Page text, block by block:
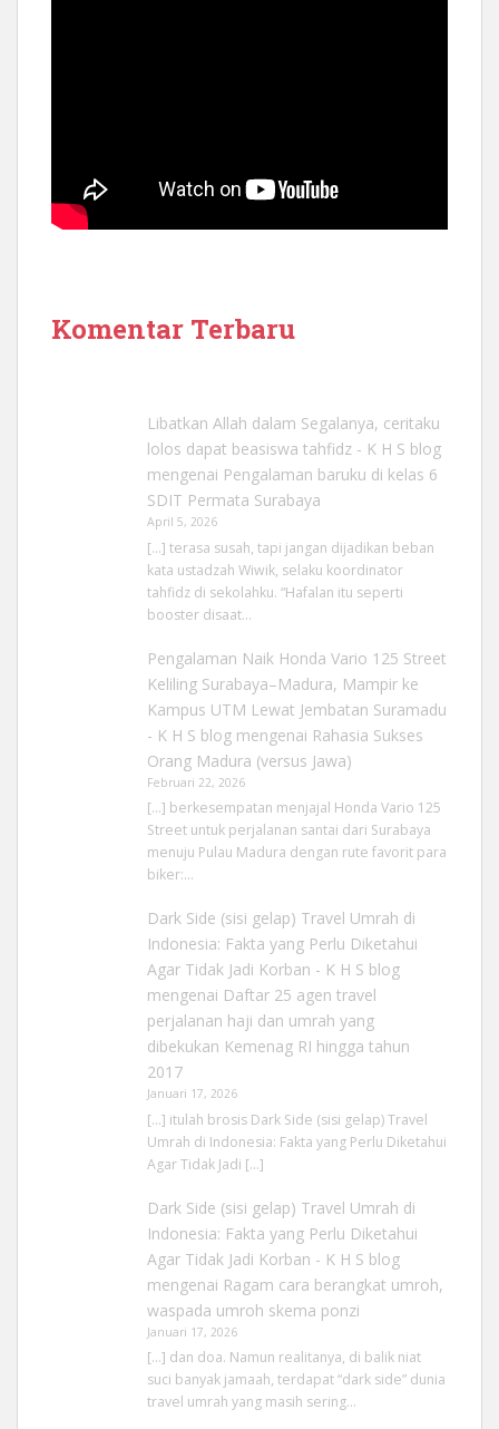
Komentar Terbaru
Libatkan Allah dalam Segalanya, ceritaku
lolos dapat beasiswa tahfidz - K H S blog
mengenai Pengalaman baruku di kelas 6
SDIT Permata Surabaya
April 5, 2026
[…] terasa susah, tapi jangan dijadikan beban
kata ustadzah Wiwik, selaku koordinator
tahfidz di sekolahku. “Hafalan itu seperti
booster disaat…
Pengalaman Naik Honda Vario 125 Street
Keliling Surabaya–Madura, Mampir ke
Kampus UTM Lewat Jembatan Suramadu
- K H S blogmengenai Rahasia Sukses
Orang Madura (versus Jawa)
Februari 22, 2026
[…] berkesempatan menjajal Honda Vario 125
Street untuk perjalanan santai dari Surabaya
menuju Pulau Madura dengan rute favorit para
biker:…
Dark Side (sisi gelap) Travel Umrah di
Indonesia: Fakta yang Perlu Diketahui
Agar Tidak Jadi Korban - K H S blog
mengenai Daftar 25 agen travel
perjalanan haji dan umrah yang
dibekukan Kemenag RI hingga tahun
2017
Januari 17, 2026
[…] itulah brosis Dark Side (sisi gelap) Travel
Umrah di Indonesia: Fakta yang Perlu Diketahui
Agar Tidak Jadi […]
Dark Side (sisi gelap) Travel Umrah di
Indonesia: Fakta yang Perlu Diketahui
Agar Tidak Jadi Korban - K H S blog
mengenai Ragam cara berangkat umroh,
waspada umroh skema ponzi
Januari 17, 2026
[…] dan doa. Namun realitanya, di balik niat
suci banyak jamaah, terdapat “dark side” dunia
travel umrah yang masih sering…